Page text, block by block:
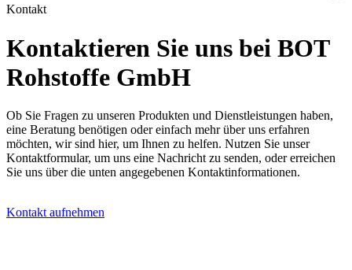
Kontakt
Kontaktieren Sie uns bei BOT
Rohstoffe GmbH
Ob Sie Fragen zu unseren Produkten und Dienstleistungen haben,
eine Beratung benötigen oder einfach mehr über uns erfahren
möchten, wir sind hier, um Ihnen zu helfen. Nutzen Sie unser
Kontaktformular, um uns eine Nachricht zu senden, oder erreichen
Sie uns über die unten angegebenen Kontaktinformationen.
Kontakt aufnehmen